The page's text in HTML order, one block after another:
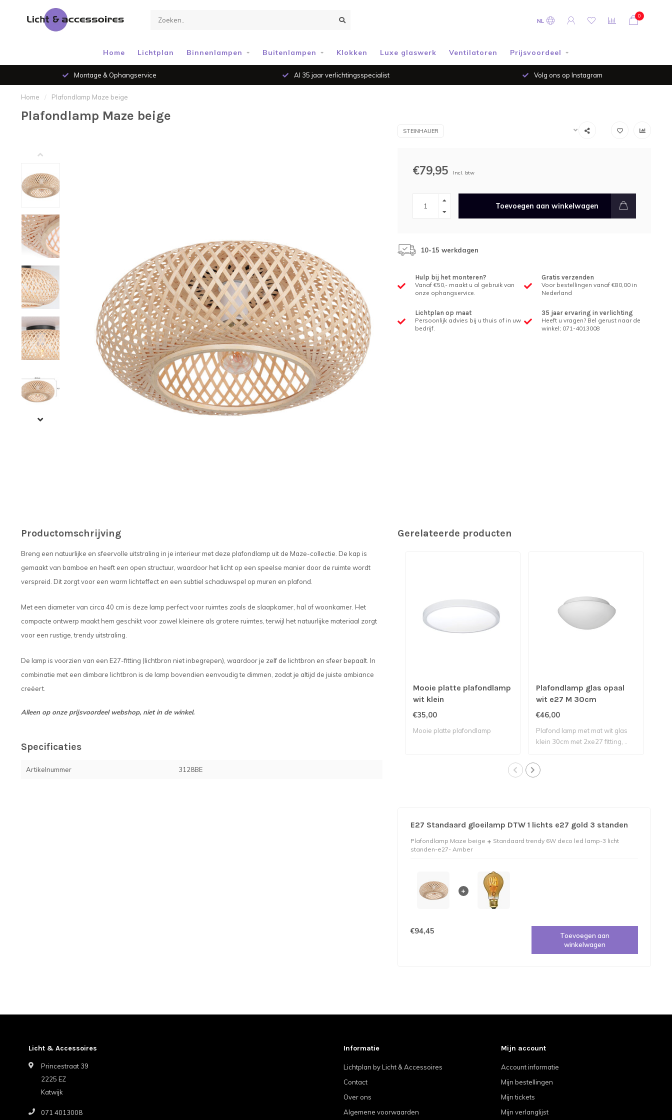
NL
0
Home Lichtplan Binnenlampen Buitenlampen Klokken Luxe glaswerk Ventilatoren Prijsvoordeel
Montage & Ophangservice Al 35 jaar verlichtingsspecialist Volg ons op Instagram
Home / Plafondlamp Maze beige
Plafondlamp Maze beige
STEINHAUER
€79,95 Incl. btw
Toevoegen aan winkelwagen
10-15 werkdagen
Hulp bij het monteren?
Vanaf €50,- maakt u al gebruik van
onze ophangservice.
Gratis verzenden
Voor bestellingen vanaf €80,00 in
Nederland
Lichtplan op maat
Persoonlijk advies bij u thuis of in uw
bedrijf.
35 jaar ervaring in verlichting
Heeft u vragen? Bel gerust naar de
winkel; 071-4013008
Productomschrijving
Breng een natuurlijke en sfeervolle uitstraling in je interieur met deze plafondlamp uit de Maze-collectie. De kap is
gemaakt van bamboe en heeft een open structuur, waardoor het licht op een speelse manier door de ruimte wordt
verspreid. Dit zorgt voor een warm lichteffect en een subtiel schaduwspel op muren en plafond.
Met een diameter van circa 40 cm is deze lamp perfect voor ruimtes zoals de slaapkamer, hal of woonkamer. Het
compacte ontwerp maakt hem geschikt voor zowel kleinere als grotere ruimtes, terwijl het natuurlijke materiaal zorgt
voor een rustige, trendy uitstraling.
De lamp is voorzien van een E27-fitting (lichtbron niet inbegrepen), waardoor je zelf de lichtbron en sfeer bepaalt. In
combinatie met een dimbare lichtbron is de lamp bovendien eenvoudig te dimmen, zodat je altijd de juiste ambiance
creëert.
Alleen op onze prijsvoordeel webshop, niet in de winkel.
Specificaties
Artikelnummer 3128BE
Gerelateerde producten
Mooie platte plafondlamp
wit klein
€35,00
Mooie platte plafondlamp
Plafondlamp glas opaal
wit e27 M 30cm
€46,00
Plafond lamp met mat wit glas
klein 30cm met 2xe27 fitting, ..
E27 Standaard gloeilamp DTW 1 lichts e27 gold 3 standen
Plafondlamp Maze beige
Standaard trendy 6W deco led lamp-3 licht
standen-e27- Amber
€94,45
Toevoegen aan
winkelwagen
Licht & Accessoires
Princestraat 39
2225 EZ
Katwijk
071 4013008
Informatie
Lichtplan by Licht & Accessoires
Contact
Over ons
Algemene voorwaarden
Mijn account
Account informatie
Mijn bestellingen
Mijn tickets
Mijn verlanglijst